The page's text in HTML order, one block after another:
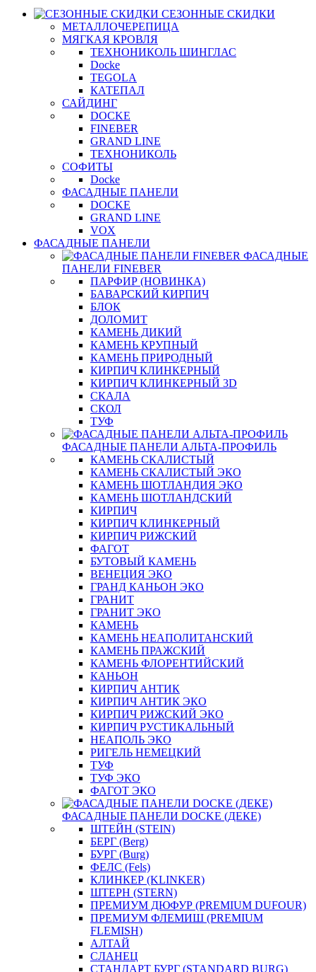
СЕЗОННЫЕ СКИДКИ
МЕТАЛЛОЧЕРЕПИЦА
МЯГКАЯ КРОВЛЯ
ТЕХНОНИКОЛЬ ШИНГЛАС
Docke
TEGOLA
КАТЕПАЛ
САЙДИНГ
DOCKE
FINEBER
GRAND LINE
ТЕХНОНИКОЛЬ
СОФИТЫ
Docke
ФАСАДНЫЕ ПАНЕЛИ
DOCKE
GRAND LINE
VOX
ФАСАДНЫЕ ПАНЕЛИ
ФАСАДНЫЕ
ПАНЕЛИ FINEBER
ПАРФИР (НОВИНКА)
БАВАРСКИЙ КИРПИЧ
БЛОК
ДОЛОМИТ
КАМЕНЬ ДИКИЙ
КАМЕНЬ КРУПНЫЙ
КАМЕНЬ ПРИРОДНЫЙ
КИРПИЧ КЛИНКЕРНЫЙ
КИРПИЧ КЛИНКЕРНЫЙ 3D
СКАЛА
СКОЛ
ТУФ
ФАСАДНЫЕ ПАНЕЛИ АЛЬТА-ПРОФИЛЬ
КАМЕНЬ СКАЛИСТЫЙ
КАМЕНЬ СКАЛИСТЫЙ ЭКО
КАМЕНЬ ШОТЛАНДИЯ ЭКО
КАМЕНЬ ШОТЛАНДСКИЙ
КИРПИЧ
КИРПИЧ КЛИНКЕРНЫЙ
КИРПИЧ РИЖСКИЙ
ФАГОТ
БУТОВЫЙ КАМЕНЬ
ВЕНЕЦИЯ ЭКО
ГРАНД КАНЬОН ЭКО
ГРАНИТ
ГРАНИТ ЭКО
КАМЕНЬ
КАМЕНЬ НЕАПОЛИТАНСКИЙ
КАМЕНЬ ПРАЖСКИЙ
КАМЕНЬ ФЛОРЕНТИЙСКИЙ
КАНЬОН
КИРПИЧ АНТИК
КИРПИЧ АНТИК ЭКО
КИРПИЧ РИЖСКИЙ ЭКО
КИРПИЧ РУСТИКАЛЬНЫЙ
НЕАПОЛЬ ЭКО
РИГЕЛЬ НЕМЕЦКИЙ
ТУФ
ТУФ ЭКО
ФАГОТ ЭКО
ФАСАДНЫЕ ПАНЕЛИ DOCKE (ДЕКЕ)
ШТЕЙН (STEIN)
БЕРГ (Berg)
БУРГ (Burg)
ФЕЛС (Fels)
КЛИНКЕР (KLINKER)
ШТЕРН (STERN)
ПРЕМИУМ ДЮФУР (PREMIUM DUFOUR)
ПРЕМИУМ ФЛЕМИШ (PREMIUM
FLEMISH)
АЛТАЙ
СЛАНЕЦ
СТАНДАРТ БУРГ (STANDARD BURG)